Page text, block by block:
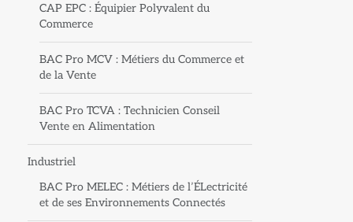
CAP EPC : Équipier Polyvalent du
Commerce
BAC Pro MCV : Métiers du Commerce et
de la Vente
BAC Pro TCVA : Technicien Conseil
Vente en Alimentation
Industriel
BAC Pro MELEC : Métiers de l’ÉLectricité
et de ses Environnements Connectés